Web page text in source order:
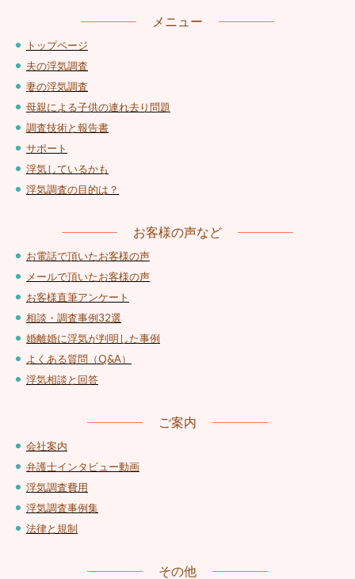
メニュー
トップページ
夫の浮気調査
妻の浮気調査
母親による子供の連れ去り問題
調査技術と報告書
サポート
浮気しているかも
浮気調査の目的は？
お客様の声など
お電話で頂いたお客様の声
メールで頂いたお客様の声
お客様直筆アンケート
相談・調査事例32選
婚離婚に浮気が判明した事例
よくある質問（Q&A）
浮気相談と回答
ご案内
会社案内
弁護士インタビュー動画
浮気調査費用
浮気調査事例集
法律と規制
その他